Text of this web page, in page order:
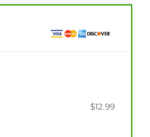
$12.99